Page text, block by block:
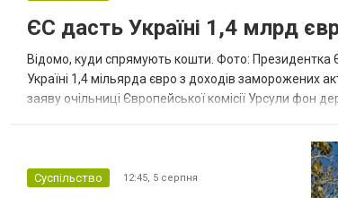
ЄС дасть Україні 1,4 млрд
Відомо, куди спрямують кошти. Фото: Президентка
Україні 1,4 мільярда євро з доходів заморожених
заяву очільниці Європейської комісії Урсули фон
Суспільство 12:45, 5 серпня